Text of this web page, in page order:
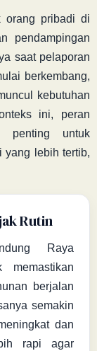
orang pribadi di
pendampingan
saat pelaporan
berkembang,
kebutuhan
ini, peran
penting untuk
yang lebih tertib,
Rutin
Raya
memastikan
berjalan
semakin
dan
rapi agar